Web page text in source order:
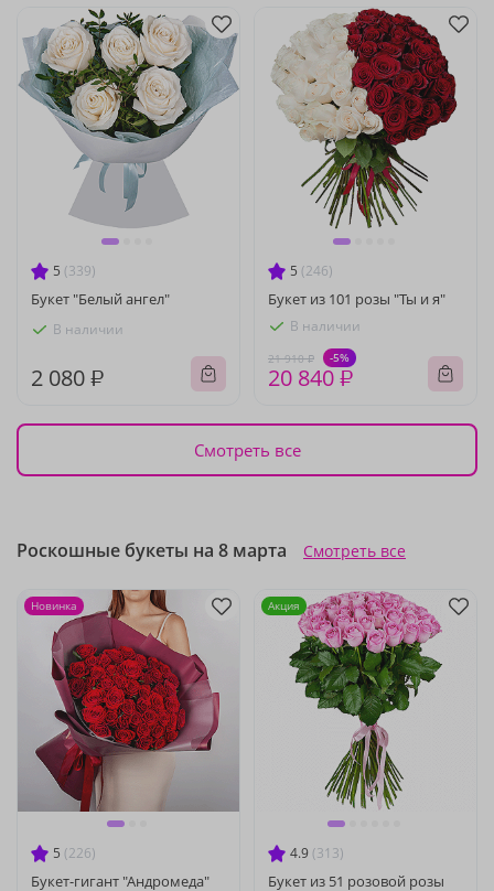
5 (339)
Букет "Белый ангел"
В наличии
2 080 ₽
5 (246)
Букет из 101 розы "Ты и я"
В наличии
21 910 ₽ -5%
20 840 ₽
Смотреть все
Роскошные букеты на 8 марта Смотреть все
5 (226)
Букет-гигант "Андромеда"
Новинка
4.9 (313)
Букет из 51 розовой розы
Акция